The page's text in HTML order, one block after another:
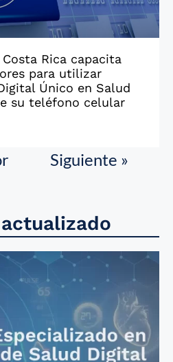
Rica capacita
para utilizar
Único en Salud
su teléfono celular
Siguiente »